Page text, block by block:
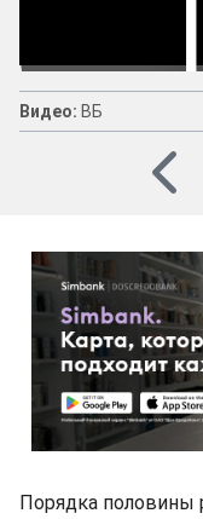
Видео: ВБ
Порядка половины